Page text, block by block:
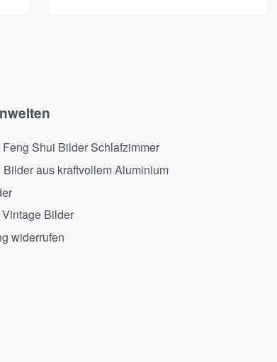
Shui Bilder Schlafzimmer
Bilder aus kraftvollem Aluminium
Bilder
widerrufen